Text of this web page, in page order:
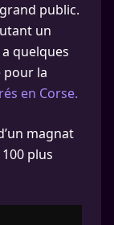
public.
un
quelques
pour la
en Corse.
magnat
plus